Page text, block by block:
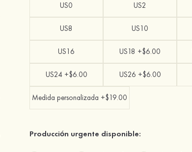
US0 US2
US8 US10
US16 US18 +$6.00
US24 +$6.00 US26 +$6.00
Medida personalizada +$19.00
Producción urgente disponible: